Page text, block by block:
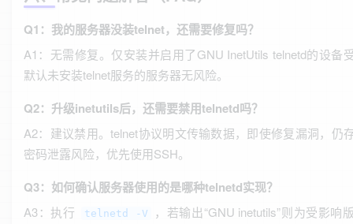
Q1：我的服务器没装telnet，还需要修复吗？
A1：无需修复。仅安装并启用了GNU InetUtils telnetd的设备
默认未安装telnet服务的服务器无风险。
Q2：升级inetutils后，还需要禁用telnetd吗？
A2：建议禁用。telnet协议明文传输数据，即使修复漏洞，仍
密码泄露风险，优先使用SSH。
Q3：如何确认服务器使用的是哪种telnetd实现？
A3：执行 telnetd -V
，若输出“GNU inetutils”则为受影响